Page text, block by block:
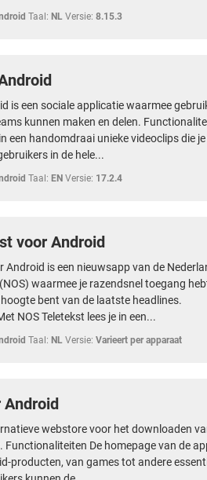
Taal: NL Versie: 8.15.3
is een sociale applicatie waarmee
kunnen maken en delen.
een handomdraai unieke videoclips die
in de hele...
Taal: EN Versie: 17.2.4
voor Android
Android is een nieuwsapp van de
waarmee je razendsnel toegang
bent van de laatste headlines.
NOS Teletekst lees je in een...
Taal: NL Versie: Varieert per apparaat
Android
webstore voor het downloaden
Functionaliteiten De homepage van de
producten, van games tot andere